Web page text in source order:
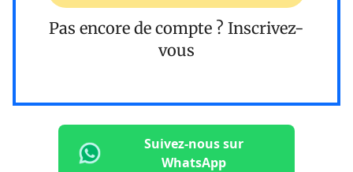
Pas encore de compte ? Inscrivez-
vous
Suivez-nous sur
WhatsApp